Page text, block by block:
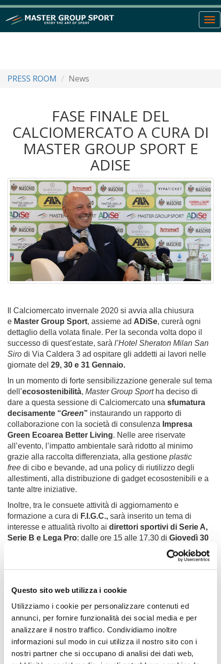
Questo sito web utilizza i cookie
Utilizziamo i cookie per personalizzare contenuti ed
annunci, per fornire funzionalità dei social media e per
analizzare il nostro traffico. Condividiamo inoltre
informazioni sul modo in cui utilizza il nostro sito con i
nostri partner che si occupano di analisi dei dati web,
PRESS ROOM News
FASE FINALE DEL
CALCIOMERCATO A CURA DI
MASTER GROUP SPORT E
ADISE
Il Calciomercato invernale 2020 si avvia alla chiusura
e Master Group Sport, assieme ad ADiSe, curerà ogni
dettaglio della volata finale. Per la seconda volta dopo il
successo di quest’estate, sarà l’Hotel Sheraton Milan San
Siro di Via Caldera 3 ad ospitare gli addetti ai lavori nelle
giornate del 29, 30 e 31 Gennaio.
In un momento di forte sensibilizzazione generale sul tema
dell’ecosostenibilità, Master Group Sport ha deciso di
dare a questa sessione di Calciomercato una sfumatura
decisamente “Green” instaurando un rapporto di
collaborazione con la società di consulenza Impresa
Green Ecoarea Better Living. Nelle aree riservate
all’evento, l’impatto ambientale sarà ridotto al minimo
grazie alla raccolta differenziata, alla gestione plastic
free di cibo e bevande, ad una policy di riutilizzo degli
allestimenti, alla distribuzione di gadget ecosostenibili e a
tante altre iniziative.
Inoltre, tra le consuete attività di aggiornamento e
formazione a cura di F.I.G.C., sarà inserito un tema di
interesse e attualità rivolto ai direttori sportivi di Serie A,
Serie B e Lega Pro: dalle ore 15 alle 17.30 di Giovedì 30
si terrà un dibattito sulle statistiche al servizio del
tesseramento. Saranno presenti il Presidente
Dirigenti e Collaboratori Sportivi F.I.G.C.
Casamassima,oltre aRaffaele Poli (Head of CIES
Football Observatory – Centre International d’Etude du
Di seguito il programma delle tre giornate di evento: